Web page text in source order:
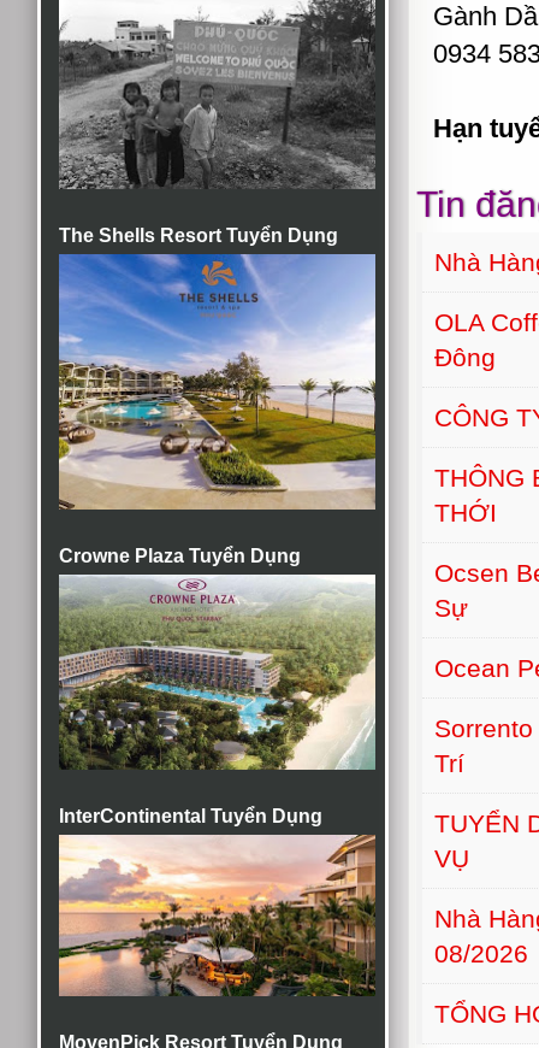
The Shells Resort Tuyển Dụng
Crowne Plaza Tuyển Dụng
InterContinental Tuyển Dụng
MovenPick Resort Tuyển Dụng
Gành
0934
Hạn
Tin
Nhà
OLA
Đông
CÔNG
THÔNG
THỚI
Ocsen
Sự
Ocean
Trí
TUYỂN
VỤ
Nhà
08/2026
TỔNG